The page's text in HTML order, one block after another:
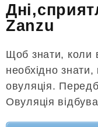
Zanzu
Щоб знати, коли
необхідно
овуляція.
Овуляція